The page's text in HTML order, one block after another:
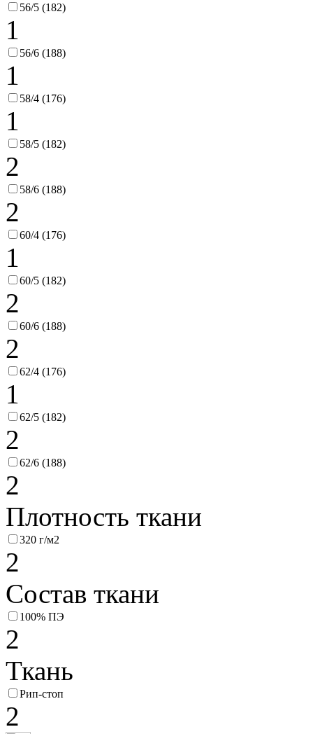
56/5 (182)
1
56/6 (188)
1
58/4 (176)
1
58/5 (182)
2
58/6 (188)
2
60/4 (176)
1
60/5 (182)
2
60/6 (188)
2
62/4 (176)
1
62/5 (182)
2
62/6 (188)
2
Плотность ткани
320 г/м2
2
Состав ткани
100% ПЭ
2
Ткань
Рип-стоп
2